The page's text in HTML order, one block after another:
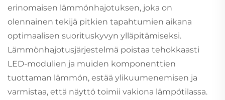
erinomaisen lämmönhajotuksen, joka on
olennainen tekijä pitkien tapahtumien aikana
optimaalisen suorituskyvyn ylläpitämiseksi.
Lämmönhajotusjärjestelmä poistaa tehokkaasti
LED-modulien ja muiden komponenttien
tuottaman lämmön, estää ylikuumenemisen ja
varmistaa, että näyttö toimii vakiona lämpötilassa.